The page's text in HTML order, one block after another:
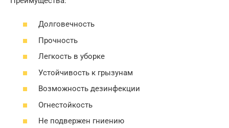
Долговечность
Прочность
Легкость в уборке
Устойчивость к грызунам
Возможность дезинфекции
Огнестойкость
Не подвержен гниению